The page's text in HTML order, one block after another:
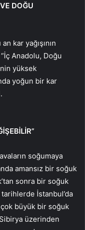
DOĞU
kar yağışının
Anadolu, Doğu
yüksek
yoğun bir kar
soğumaya
amansız bir soğuk
sonra bir soğuk
İstanbul’da
çok büyük bir soğuk
üzerinden